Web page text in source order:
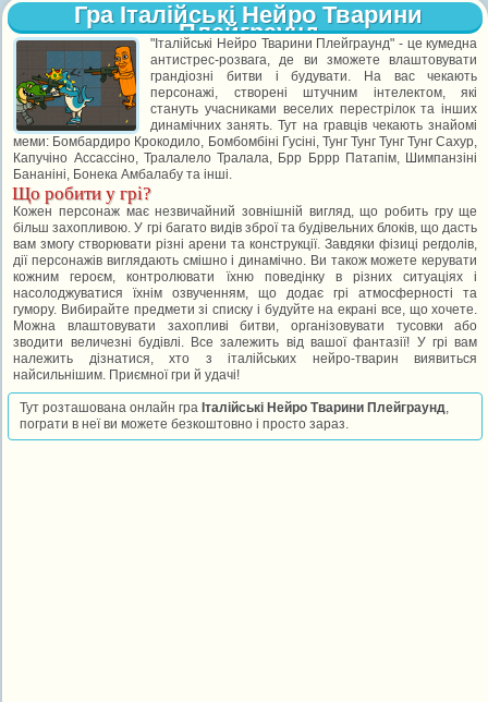
Гра Італійські Нейро Тварини
Плейграунд
"Італійські Нейро Тварини Плейграунд" - це кумедна
антистрес-розвага, де ви зможете влаштовувати
грандіозні битви і будувати. На вас чекають
персонажі, створені штучним інтелектом, які
стануть учасниками веселих перестрілок та інших
динамічних занять. Тут на гравців чекають знайомі
меми: Бомбардиро Крокодило, Бомбомбіні Гусіні, Тунг Тунг Тунг Тунг Сахур,
Капучіно Ассассіно, Тралалело Тралала, Брр Бррр Патапім, Шимпанзіні
Бананіні, Бонека Амбалабу та інші.
Що робити у грі?
Кожен персонаж має незвичайний зовнішній вигляд, що робить гру ще
більш захопливою. У грі багато видів зброї та будівельних блоків, що дасть
вам змогу створювати різні арени та конструкції. Завдяки фізиці регдолів,
дії персонажів виглядають смішно і динамічно. Ви також можете керувати
кожним героєм, контролювати їхню поведінку в різних ситуаціях і
насолоджуватися їхнім озвученням, що додає грі атмосферності та
гумору. Вибирайте предмети зі списку і будуйте на екрані все, що хочете.
Можна влаштовувати захопливі битви, організовувати тусовки або
зводити величезні будівлі. Все залежить від вашої фантазії! У грі вам
належить дізнатися, хто з італійських нейро-тварин виявиться
найсильнішим. Приємної гри й удачі!
Тут розташована онлайн гра Італійські Нейро Тварини Плейграунд,
пограти в неї ви можете безкоштовно і просто зараз.